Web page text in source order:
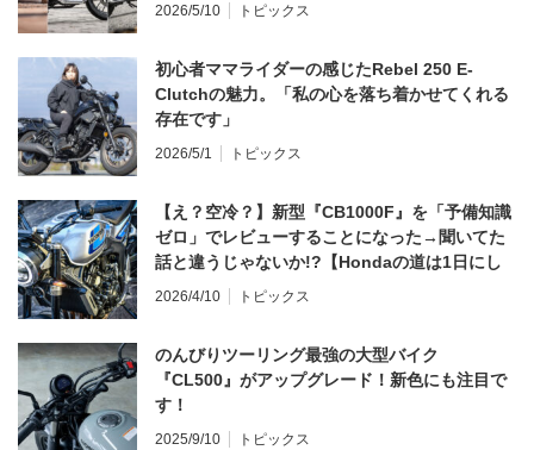
2026/5/10 トピックス
初心者ママライダーの感じたRebel 250 E-
Clutchの魅力。「私の心を落ち着かせてくれる
存在です」
2026/5/1 トピックス
【え？空冷？】新型『CB1000F』を「予備知識
ゼロ」でレビューすることになった→聞いてた
話と違うじゃないか!?【Hondaの道は1日にし
てならず／CB1000F ①第一印象 編】
2026/4/10 トピックス
のんびりツーリング最強の大型バイク
『CL500』がアップグレード！新色にも注目で
す！
2025/9/10 トピックス